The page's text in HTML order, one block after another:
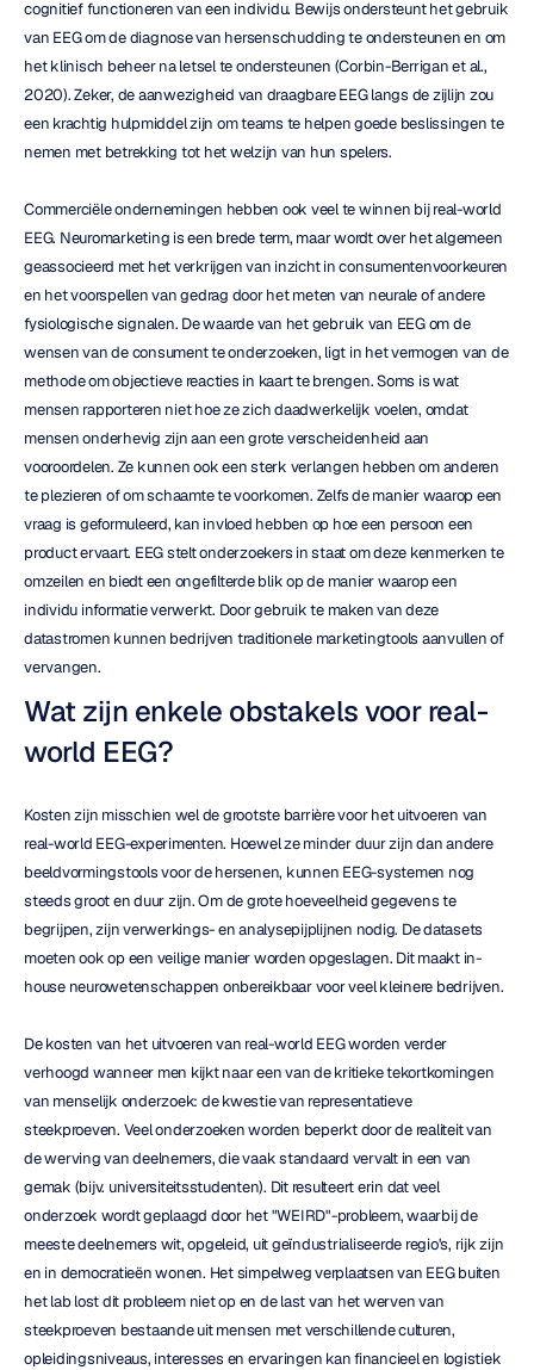
cognitief functioneren van een individu. Bewijs ondersteunt het gebruik
van EEG om de diagnose van hersenschudding te ondersteunen en om
het klinisch beheer na letsel te ondersteunen (Corbin-Berrigan et al.,
2020). Zeker, de aanwezigheid van draagbare EEG langs de zijlijn zou
een krachtig hulpmiddel zijn om teams te helpen goede beslissingen te
nemen met betrekking tot het welzijn van hun spelers.
Commerciële ondernemingen hebben ook veel te winnen bij real-world
EEG. Neuromarketing is een brede term, maar wordt over het algemeen
geassocieerd met het verkrijgen van inzicht in consumentenvoorkeuren
en het voorspellen van gedrag door het meten van neurale of andere
fysiologische signalen. De waarde van het gebruik van EEG om de
wensen van de consument te onderzoeken, ligt in het vermogen van de
methode om objectieve reacties in kaart te brengen. Soms is wat
mensen rapporteren niet hoe ze zich daadwerkelijk voelen, omdat
mensen onderhevig zijn aan een grote verscheidenheid aan
vooroordelen. Ze kunnen ook een sterk verlangen hebben om anderen
te plezieren of om schaamte te voorkomen. Zelfs de manier waarop een
vraag is geformuleerd, kan invloed hebben op hoe een persoon een
product ervaart. EEG stelt onderzoekers in staat om deze kenmerken te
omzeilen en biedt een ongefilterde blik op de manier waarop een
individu informatie verwerkt. Door gebruik te maken van deze
datastromen kunnen bedrijven traditionele marketingtools aanvullen of
vervangen.
Wat zijn enkele obstakels voor real-
world EEG?
Kosten zijn misschien wel de grootste barrière voor het uitvoeren van
real-world EEG-experimenten. Hoewel ze minder duur zijn dan andere
beeldvormingstools voor de hersenen, kunnen EEG-systemen nog
steeds groot en duur zijn. Om de grote hoeveelheid gegevens te
begrijpen, zijn verwerkings- en analysepijplijnen nodig. De datasets
moeten ook op een veilige manier worden opgeslagen. Dit maakt in-
house neurowetenschappen onbereikbaar voor veel kleinere bedrijven.
De kosten van het uitvoeren van real-world EEG worden verder
verhoogd wanneer men kijkt naar een van de kritieke tekortkomingen
van menselijk onderzoek: de kwestie van representatieve
steekproeven. Veel onderzoeken worden beperkt door de realiteit van
de werving van deelnemers, die vaak standaard vervalt in een van
gemak (bijv. universiteitsstudenten). Dit resulteert erin dat veel
onderzoek wordt geplaagd door het "WEIRD"-probleem, waarbij de
meeste deelnemers wit, opgeleid, uit geïndustrialiseerde regio's, rijk zijn
en in democratieën wonen. Het simpelweg verplaatsen van EEG buiten
het lab lost dit probleem niet op en de last van het werven van
steekproeven bestaande uit mensen met verschillende culturen,
opleidingsniveaus, interesses en ervaringen kan financieel en logistiek